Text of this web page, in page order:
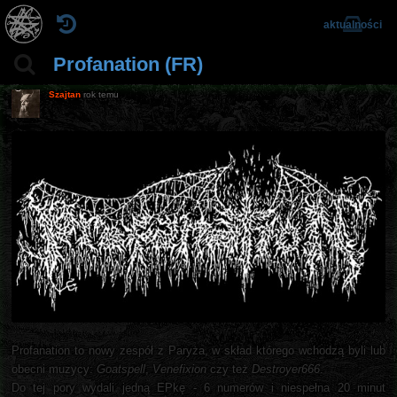
Profanation (FR)
aktualności
Szajtan rok temu
Profanation to nowy zespół z Paryża, w skład którego wchodzą byli lub
obecni muzycy: Goatspell, Venefixion czy też Destroyer666.
Do tej pory wydali jedną EPkę - 6 numerów i niespełna 20 minut